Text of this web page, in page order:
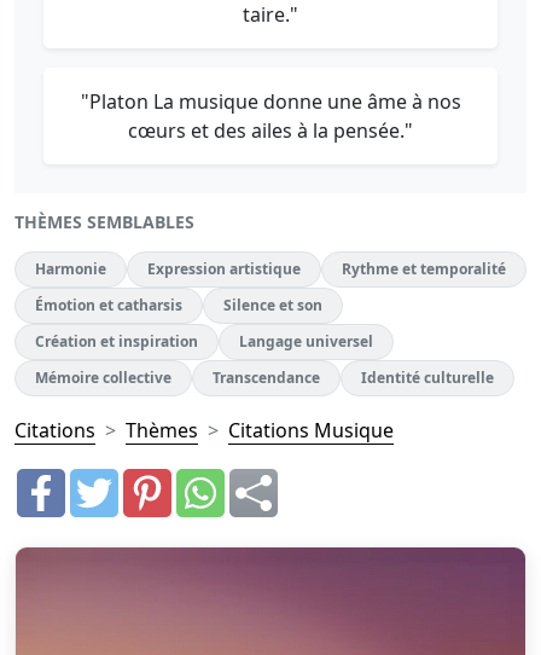
taire."
"Platon La musique donne une âme à nos
cœurs et des ailes à la pensée."
THÈMES SEMBLABLES
Harmonie Expression artistique
Rythme et temporalité
Émotion et catharsis
Silence et son
Création et inspiration
Langage universel
Mémoire collective
Transcendance Identité culturelle
Citations Thèmes Citations Musique